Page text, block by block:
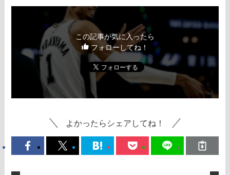
この記事が気に入ったら
フォローしてね！
よかったらシェアしてね！